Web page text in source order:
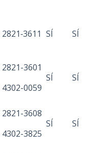
2821‐3611 SÍ SÍ
2821-3601
4302-0059
SÍ SÍ
2821-3608
4302-3825
SÍ SÍ